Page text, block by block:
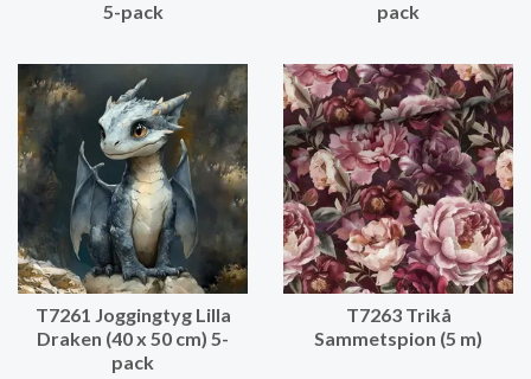
5-pack
pack
T7261 Joggingtyg Lilla
Draken (40 x 50 cm) 5-
pack
T7263 Trikå
Sammetspion (5 m)